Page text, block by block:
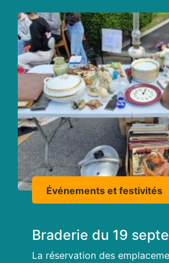
Événements et festivités
Braderie du 19
La réservation des